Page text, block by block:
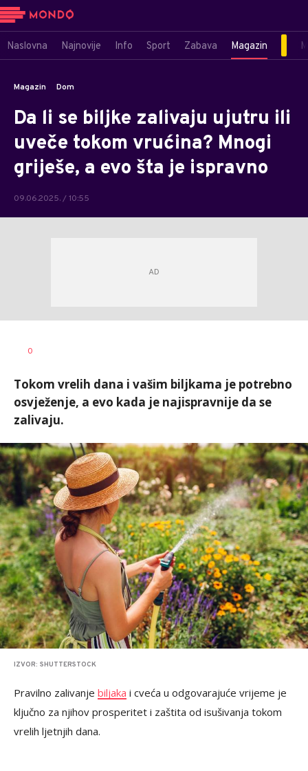
Naslovna Najnovije Info Sport Zabava Magazin
Magazin Dom
Da li se biljke zalivaju ujutru ili
uveče tokom vrućina? Mnogi
griješe, a evo šta je ispravno
09.06.2025. / 10:55
AUTOR
0
Tokom vrelih dana i vašim biljkama je potrebno
osvježenje, a evo kada je najispravnije da se
zalivaju.
IZVOR: SHUTTERSTOCK
Pravilno zalivanje biljaka i cveća u odgovarajuće vrijeme je
ključno za njihov prosperitet i zaštita od isušivanja tokom
vrelih ljetnjih dana.